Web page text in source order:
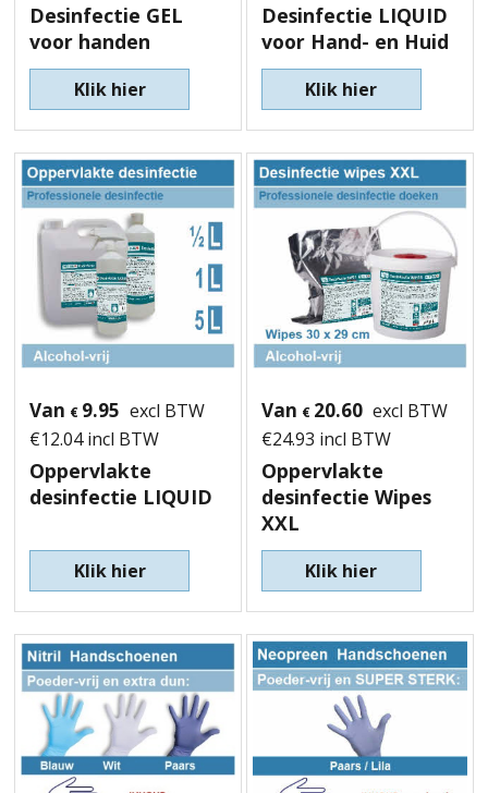
Desinfectie GEL
voor handen
Klik hier
Desinfectie LIQUID
voor Hand- en Huid
Klik hier
Van € 9.95 excl BTW
€12.04 incl BTW
Oppervlakte
desinfectie LIQUID
Klik hier
Van € 20.60 excl BTW
€24.93 incl BTW
Oppervlakte
desinfectie Wipes
XXL
Klik hier